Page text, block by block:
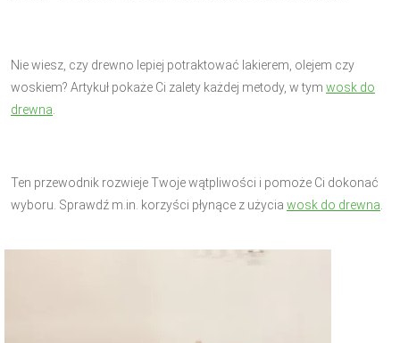
Nie wiesz, czy drewno lepiej potraktować lakierem, olejem czy
woskiem? Artykuł pokaże Ci zalety każdej metody, w tym wosk do
drewna
Ten przewodnik rozwieje Twoje wątpliwości i pomoże Ci dokonać
wyboru. Sprawdź m.in. korzyści płynące z użycia wosk do drewna